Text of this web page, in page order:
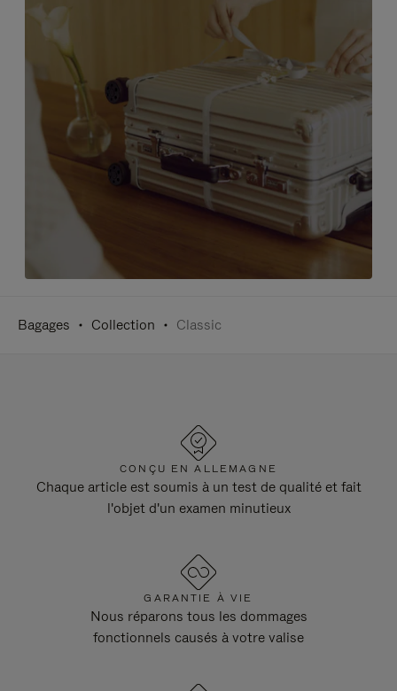
Bagages Collection Classic
CONÇU EN ALLEMAGNE
Chaque article est soumis à un test de qualité et fait
l'objet d'un examen minutieux
GARANTIE À VIE
Nous réparons tous les dommages
fonctionnels causés à votre valise